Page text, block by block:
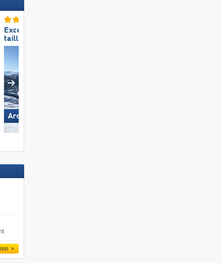
Excellente
taille de domaine skiable
Arosa Lenzerheide